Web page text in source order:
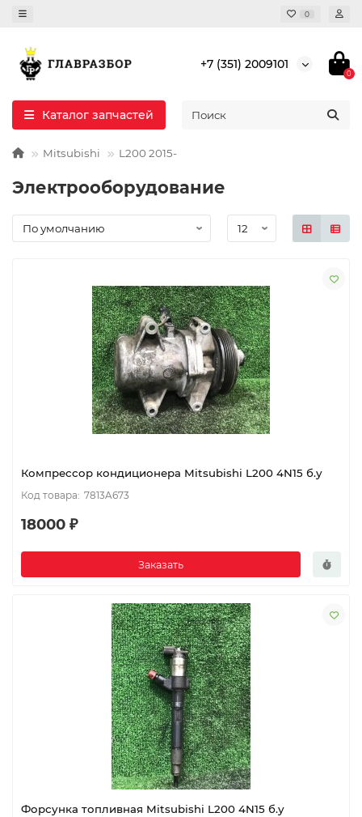
0
+7 (351) 2009101
0
Каталог запчастей
Mitsubishi L200 2015-
Электрооборудование
Компрессор кондиционера Mitsubishi L200 4N15 б.у
7813A673
18000 ₽
Заказать
Форсунка топливная Mitsubishi L200 4N15 б.у